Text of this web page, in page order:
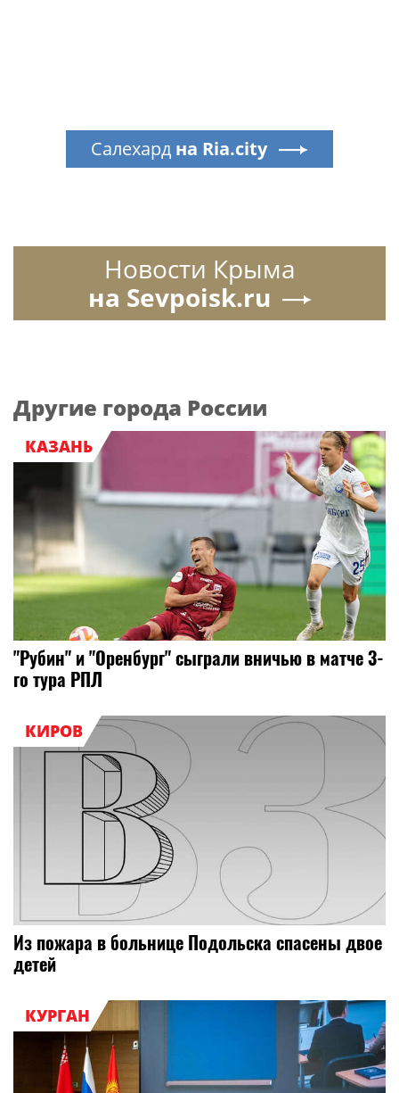
Салехард на Ria.city
Новости Крыма
на Sevpoisk.ru
Другие города России
КАЗАНЬ
"Рубин" и "Оренбург" сыграли вничью в матче 3-
го тура РПЛ
КИРОВ
Из пожара в больнице Подольска спасены двое
детей
КУРГАН